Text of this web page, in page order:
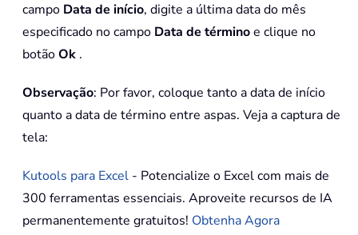
campo Data de início, digite a última data do mês
especificado no campo Data de términoe clique no
botãoOk .
Observação: Por favor, coloque tanto a data de início
quanto a data de término entre aspas. Veja a captura de
tela:
Kutools para Excel - Potencialize o Excel com mais de
300 ferramentas essenciais. Aproveite recursos de IA
permanentemente gratuitos! Obtenha Agora